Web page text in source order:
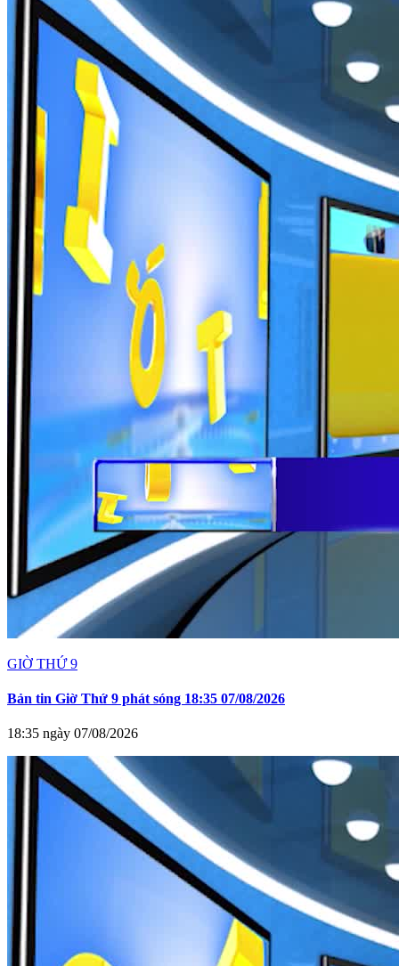
GIỜ THỨ 9
Bản tin Giờ Thứ 9 phát sóng 18:35 07/08/2026
18:35 ngày 07/08/2026